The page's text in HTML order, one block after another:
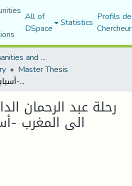
All of
DSpace Statistics Profils
Faculty of Humanities and Social Sciences
Master Thesis
رحلة عبد الرحمان الداخل من المشرق الى المغرب -أسبابها ومراحلها ونتائجها
رحلة عبد الرحمان
الى المغرب -